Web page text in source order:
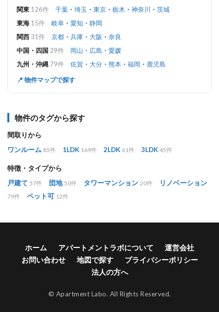
関東 126件 千葉 ・ 埼玉 ・ 東京 ・ 栃木 ・ 神奈川 ・ 茨城
東海 15件 岐阜 ・ 愛知 ・ 静岡
関西 31件 京都 ・ 兵庫 ・ 大阪 ・ 奈良
中国・四国 29件 岡山 ・ 広島 ・ 愛媛
九州・沖縄 79件 佐賀 ・ 大分 ・ 熊本 ・ 福岡 ・ 鹿児島
📍 物件マップで探す
物件のタグから探す
間取りから
ワンルーム 85件 1LDK 169件 2LDK 61件 3LDK 45件
特徴・タイプから
戸建て 57件 団地 50件 タワーマンション 20件 リノベーション
79件 ペット可 12件
ホーム アパートメントラボについて
運営会社
お問い合わせ
地図で探す
プライバシーポリシー
法人の方へ
© Apartment Labo. All Rights Reserved.